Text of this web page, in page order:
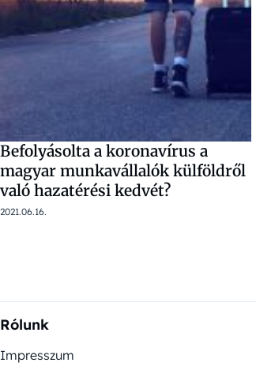
Befolyásolta a koronavírus a
magyar munkavállalók külföldről
való hazatérési kedvét?
2021.06.16.
Rólunk
Impresszum